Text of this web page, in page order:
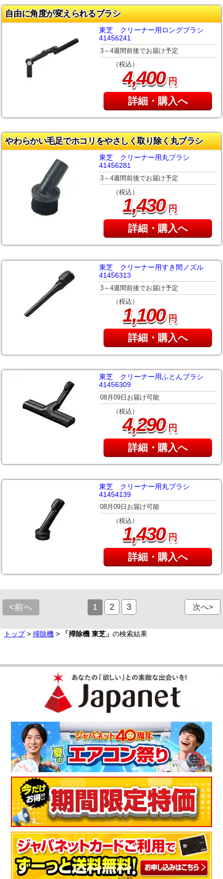
自由に角度が変えられるブラシ
東芝 クリーナー用ロングブラシ
41456241
3～4週間前後でお届け予定
（税込）
4,400円
詳細・購入へ
やわらかい毛足でホコリをやさしく取り除く丸ブラシ
東芝 クリーナー用丸ブラシ
41456281
3～4週間前後でお届け予定
（税込）
1,430円
詳細・購入へ
東芝 クリーナー用すき間ノズル
41456313
3～4週間前後でお届け予定
（税込）
1,100円
詳細・購入へ
東芝 クリーナー用ふとんブラシ
41456309
08月09日お届け可能
（税込）
4,290円
詳細・購入へ
東芝 クリーナー用丸ブラシ
41454139
08月09日お届け可能
（税込）
1,430円
詳細・購入へ
<前へ 1 2 3 次へ>
トップ> 掃除機 > 「掃除機 東芝」 の検索結果